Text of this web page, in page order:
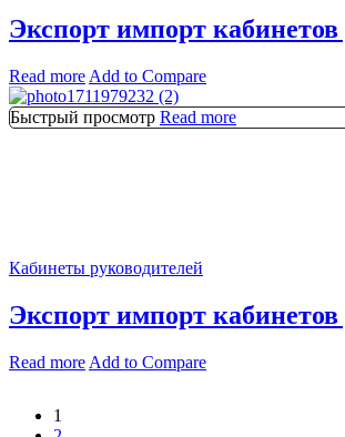
Экспорт импорт кабинетов
Read more Add to Compare
Быстрый просмотр Read more
Кабинеты руководителей
Экспорт импорт кабинетов
Read more Add to Compare
1